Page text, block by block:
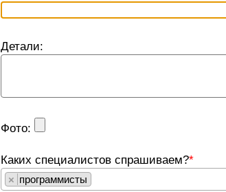
Детали:
Фото:
Каких специалистов спрашиваем?*
× программисты